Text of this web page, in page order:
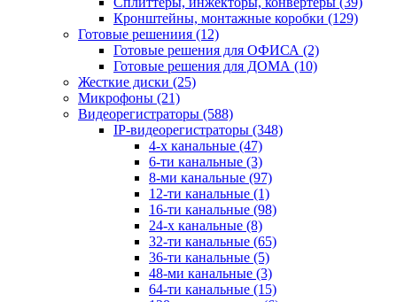
Кронштейны, монтажные коробки (129)
Готовые решениия (12)
Готовые решения для ОФИСА (2)
Готовые решения для ДОМА (10)
Жесткие диски (25)
Микрофоны (21)
Видеорегистраторы (588)
IP-видеорегистраторы (348)
4-х канальные (47)
6-ти канальные (3)
8-ми канальные (97)
12-ти канальные (1)
16-ти канальные (98)
24-х канальные (8)
32-ти канальные (65)
36-ти канальные (5)
48-ми канальные (3)
64-ти канальные (15)